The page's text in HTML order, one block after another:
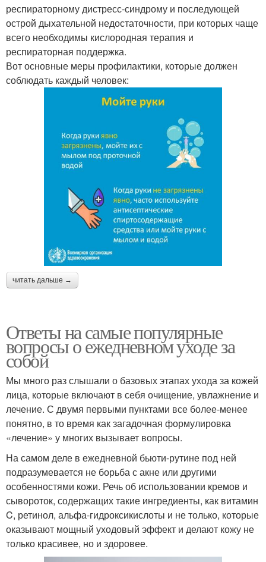
респираторному дистресс-синдрому и последующей
острой дыхательной недостаточности, при которых чаще
всего необходимы кислородная терапия и
респираторная поддержка.
Вот основные меры профилактики, которые должен
соблюдать каждый человек:
читать дальше →
Ответы на самые популярные
вопросы о ежедневном уходе за
собой
Мы много раз слышали о базовых этапах ухода за кожей
лица, которые включают в себя очищение, увлажнение и
лечение. С двумя первыми пунктами все более-менее
понятно, в то время как загадочная формулировка
«лечение» у многих вызывает вопросы.
На самом деле в ежедневной бьюти-рутине под ней
подразумевается не борьба с акне или другими
особенностями кожи. Речь об использовании кремов и
сывороток, содержащих такие ингредиенты, как витамин
C, ретинол, альфа-гидроксикислоты и не только, которые
оказывают мощный уходовый эффект и делают кожу не
только красивее, но и здоровее.